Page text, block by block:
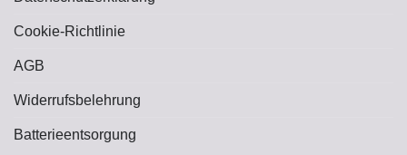
Cookie-Richtlinie
AGB
Widerrufsbelehrung
Batterieentsorgung